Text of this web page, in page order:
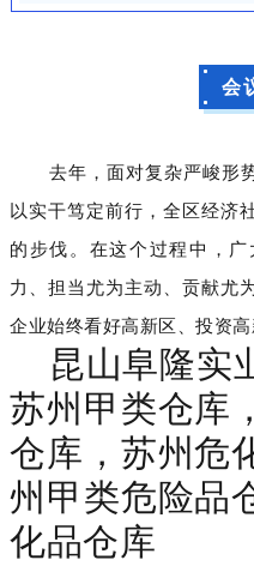
会
去年，面对复杂严峻形
以实干笃定前行，全区经济
的步伐。在这个过程中，
力、担当尤为主动、贡献尤
企业始终看好高新区、投资高
昆山阜隆实
苏州甲类仓库
仓库，苏州危
州甲类危险品
化品仓库